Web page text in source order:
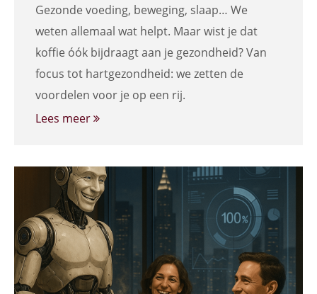
Gezonde voeding, beweging, slaap… We
weten allemaal wat helpt. Maar wist je dat
koffie óók bijdraagt aan je gezondheid? Van
focus tot hartgezondheid: we zetten de
voordelen voor je op een rij.
Lees meer